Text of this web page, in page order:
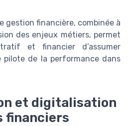
gestion financière, combinée à
des enjeux métiers, permet
et financier d’assumer
pilote de la performance dans
et digitalisation
financiers